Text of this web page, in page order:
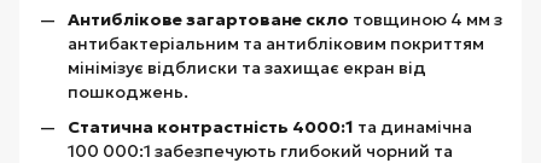
Антиблікове загартоване скло товщиною 4 мм з
антибактеріальним та антибліковим покриттям
мінімізує відблиски та захищає екран від
пошкоджень.
Статична контрастність 4000:1 та динамічна
100 000:1 забезпечують глибокий чорний та